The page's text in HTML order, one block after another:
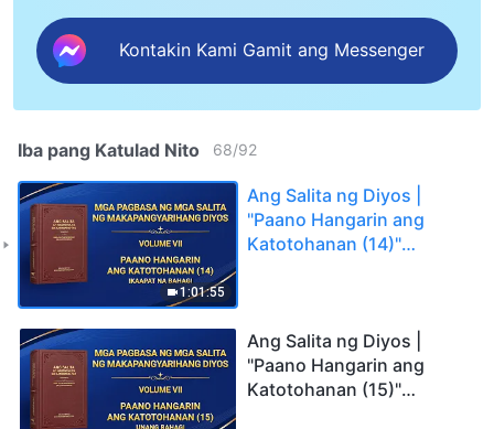
Kontakin Kami Gamit ang Messenger
Iba pang Katulad Nito 68/92
1:01:55
Ang Salita ng Diyos |
"Paano Hangarin ang
Katotohanan (14)"
Ang Salita ng Diyos |
"Paano Hangarin ang
Katotohanan (15)"